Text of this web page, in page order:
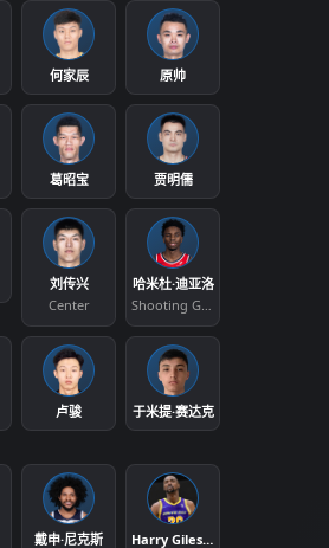
何家辰 原帅
葛昭宝 贾明儒
刘传兴
Center
哈米杜·迪亚洛
Shooting Guard
卢骏 于米提·赛达克
戴申·尼克斯
Harry Giles III